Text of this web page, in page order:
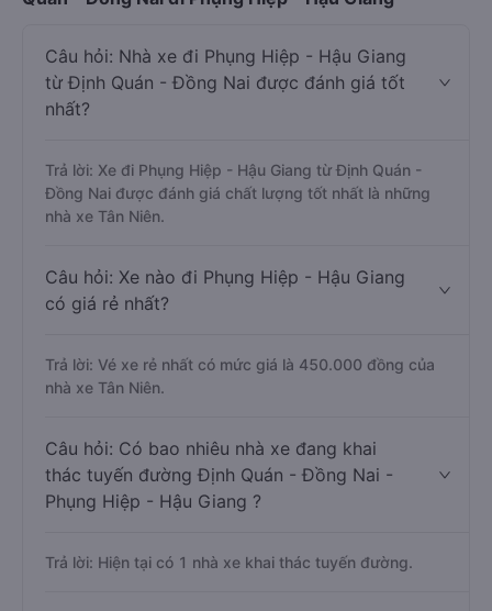
Câu hỏi: Nhà xe đi Phụng Hiệp - Hậu Giang
từ Định Quán - Đồng Nai được đánh giá tốt
nhất?
Trả lời: Xe đi Phụng Hiệp - Hậu Giang từ Định Quán -
Đồng Nai được đánh giá chất lượng tốt nhất là những
nhà xe Tân Niên.
Câu hỏi: Xe nào đi Phụng Hiệp - Hậu Giang
có giá rẻ nhất?
Trả lời: Vé xe rẻ nhất có mức giá là 450.000 đồng của
nhà xe Tân Niên.
Câu hỏi: Có bao nhiêu nhà xe đang khai
thác tuyến đường Định Quán - Đồng Nai -
Phụng Hiệp - Hậu Giang ?
Trả lời: Hiện tại có 1 nhà xe khai thác tuyến đường.